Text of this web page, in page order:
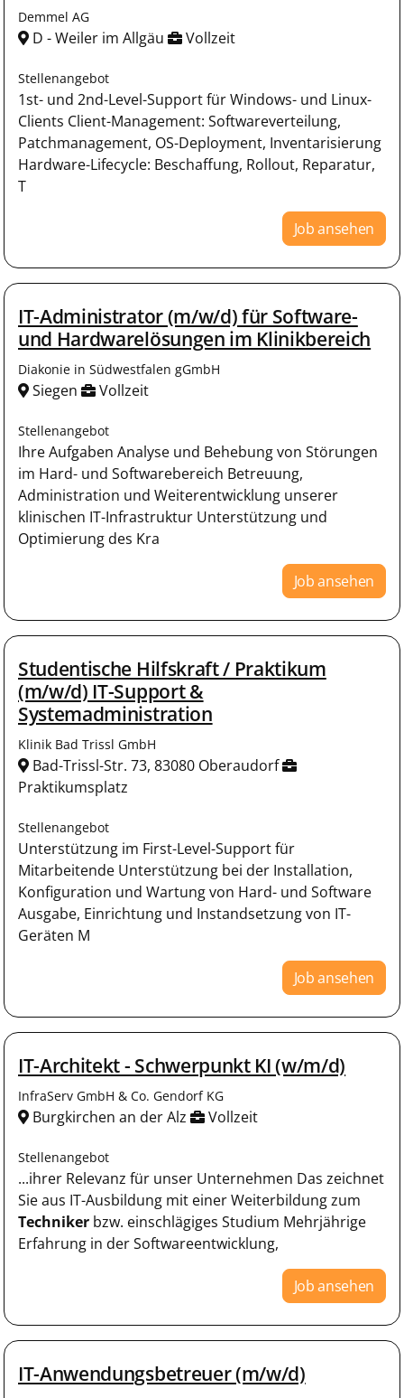
Demmel AG
D - Weiler im Allgäu Vollzeit
Stellenangebot
1st- und 2nd-Level-Support für Windows- und Linux-
Clients Client-Management: Softwareverteilung,
Patchmanagement, OS-Deployment, Inventarisierung
Hardware-Lifecycle: Beschaffung, Rollout, Reparatur,
T
Job ansehen
IT-Administrator (m/w/d) für Software-
und Hardwarelösungen im Klinikbereich
Diakonie in Südwestfalen gGmbH
Siegen Vollzeit
Stellenangebot
Ihre Aufgaben Analyse und Behebung von Störungen
im Hard- und Softwarebereich Betreuung,
Administration und Weiterentwicklung unserer
klinischen IT-Infrastruktur Unterstützung und
Optimierung des Kra
Job ansehen
Studentische Hilfskraft / Praktikum
(m/w/d) IT-Support &
Systemadministration
Klinik Bad Trissl GmbH
Bad-Trissl-Str. 73, 83080 Oberaudorf
Praktikumsplatz
Stellenangebot
Unterstützung im First-Level-Support für
Mitarbeitende Unterstützung bei der Installation,
Konfiguration und Wartung von Hard- und Software
Ausgabe, Einrichtung und Instandsetzung von IT-
Geräten M
Job ansehen
IT-Architekt - Schwerpunkt KI (w/m/d)
InfraServ GmbH & Co. Gendorf KG
Burgkirchen an der Alz Vollzeit
Stellenangebot
...ihrer Relevanz für unser Unternehmen Das zeichnet
Sie aus IT-Ausbildung mit einer Weiterbildung zum
Techniker bzw. einschlägiges Studium Mehrjährige
Erfahrung in der Softwareentwicklung,
Job ansehen
IT-Anwendungsbetreuer (m/w/d)